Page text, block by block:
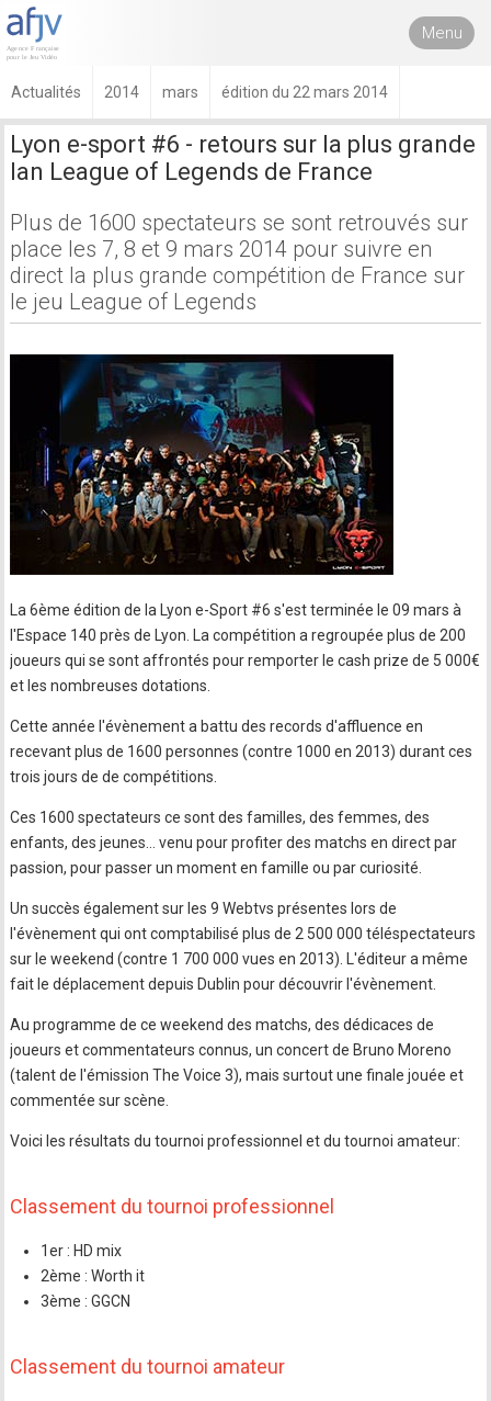
Menu
Actualités 2014 mars édition du 22 mars 2014
Lyon e-sport #6 - retours sur la plus grande
lan League of Legends de France
Plus de 1600 spectateurs se sont retrouvés sur
place les 7, 8 et 9 mars 2014 pour suivre en
direct la plus grande compétition de France sur
le jeu League of Legends
La 6ème édition de la Lyon e-Sport #6 s'est terminée le 09 mars à
l'Espace 140 près de Lyon. La compétition a regroupée plus de 200
joueurs qui se sont affrontés pour remporter le cash prize de 5 000€
et les nombreuses dotations.
Cette année l'évènement a battu des records d'affluence en
recevant plus de 1600 personnes (contre 1000 en 2013) durant ces
trois jours de de compétitions.
Ces 1600 spectateurs ce sont des familles, des femmes, des
enfants, des jeunes… venu pour profiter des matchs en direct par
passion, pour passer un moment en famille ou par curiosité.
Un succès également sur les 9 Webtvs présentes lors de
l'évènement qui ont comptabilisé plus de 2 500 000 téléspectateurs
sur le weekend (contre 1 700 000 vues en 2013). L'éditeur a même
fait le déplacement depuis Dublin pour découvrir l'évènement.
Au programme de ce weekend des matchs, des dédicaces de
joueurs et commentateurs connus, un concert de Bruno Moreno
(talent de l'émission The Voice 3), mais surtout une finale jouée et
commentée sur scène.
Voici les résultats du tournoi professionnel et du tournoi amateur:
Classement du tournoi professionnel
1er : HD mix
2ème : Worth it
3ème : GGCN
Classement du tournoi amateur